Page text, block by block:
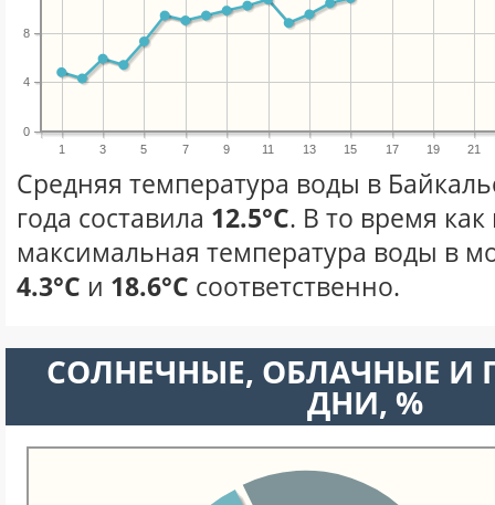
1 3 5 7 9 11 13 15 17 19 21
0
4
8
Средняя температура воды в
года составила 12.5°C. В то время
максимальная температура воды в
4.3°C и 18.6°C соответственно.
CОЛНЕЧНЫЕ, ОБЛАЧНЫЕ И
ДНИ, %